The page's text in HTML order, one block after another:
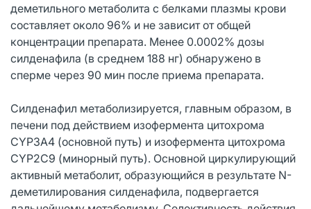
деметильного метаболита с белками плазмы крови
составляет около 96% и не зависит от общей
концентрации препарата. Менее 0.0002% дозы
силденафила (в среднем 188 нг) обнаружено в
сперме через 90 мин после приема препарата.
Силденафил метаболизируется, главным образом, в
печени под действием изофермента цитохрома
CYP3A4 (основной путь) и изофермента цитохрома
CYP2C9 (минорный путь). Основной циркулирующий
активный метаболит, образующийся в результате N-
деметилирования силденафила, подвергается